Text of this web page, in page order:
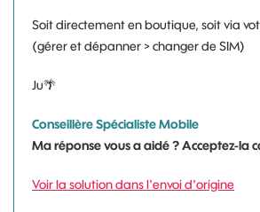
Soit directement en boutique, soit via
(gérer et dépanner > changer de SIM)
Ju🌴
Conseillère Spécialiste Mobile
Ma réponse vous a aidé ? Acceptez-la
Voir la solution dans l'envoi d'origine